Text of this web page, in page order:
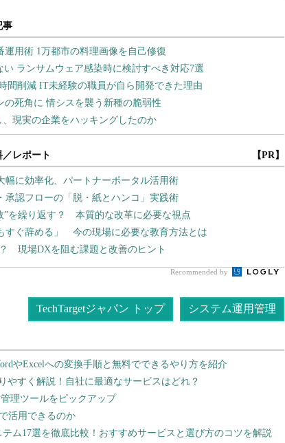
レポート 【PR】
幅に効率化、パートナーポータル活用術
承認フローの「脱・紙とハンコ」実践術
”を繰り返す？ 本質的な改革に必要な視点
すぐ辞める」 今の現場に必要な教育方法とは
現場DXを阻む課題と改善のヒント
Recommended by
TechTargetジャパン トップ システム運用管理
やExcelへの変換手順と無料でできるやり方を紹介
やすく解説！自社に最適なサービスはどれ？
理ツールをピックアップ
活用できるのか
テム17選を徹底比較！おすすめサービスと選び方のコツを解説